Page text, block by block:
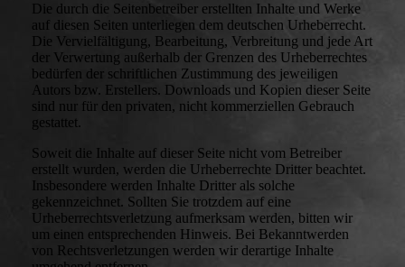
Die durch die Seitenbetreiber erstellten Inhalte und Werke
auf diesen Seiten unterliegen dem deutschen Urheberrecht.
Die Vervielfältigung, Bearbeitung, Verbreitung und jede Art
der Verwertung außerhalb der Grenzen des Urheberrechtes
bedürfen der schriftlichen Zustimmung des jeweiligen
Autors bzw. Erstellers. Downloads und Kopien dieser Seite
sind nur für den privaten, nicht kommerziellen Gebrauch
gestattet.
Soweit die Inhalte auf dieser Seite nicht vom Betreiber
erstellt wurden, werden die Urheberrechte Dritter beachtet.
Insbesondere werden Inhalte Dritter als solche
gekennzeichnet. Sollten Sie trotzdem auf eine
Urheberrechtsverletzung aufmerksam werden, bitten wir
um einen entsprechenden Hinweis. Bei Bekanntwerden
von Rechtsverletzungen werden wir derartige Inhalte